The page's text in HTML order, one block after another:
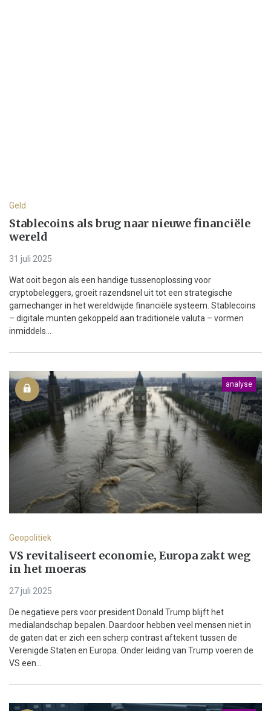
Geld
Stablecoins als brug naar nieuwe financiële
wereld
31 juli 2025
Wat ooit begon als een handige tussenoplossing voor
cryptobeleggers, groeit razendsnel uit tot een strategische
gamechanger in het wereldwijde financiële systeem. Stablecoins
– digitale munten gekoppeld aan traditionele valuta – vormen
inmiddels...
analyse
Geopolitiek
VS revitaliseert economie, Europa zakt weg
in het moeras
27 juli 2025
De negatieve pers voor president Donald Trump blijft het
medialandschap bepalen. Daardoor hebben veel mensen niet in
de gaten dat er zich een scherp contrast aftekent tussen de
Verenigde Staten en Europa. Onder leiding van Trump voeren de
VS een...